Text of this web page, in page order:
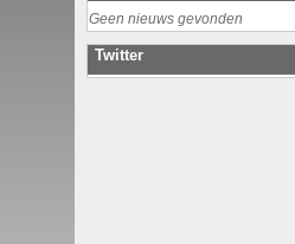
Geen nieuws gevonden
Twitter